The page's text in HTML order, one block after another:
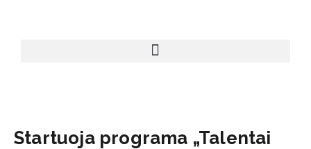
Startuoja programa „Talentai